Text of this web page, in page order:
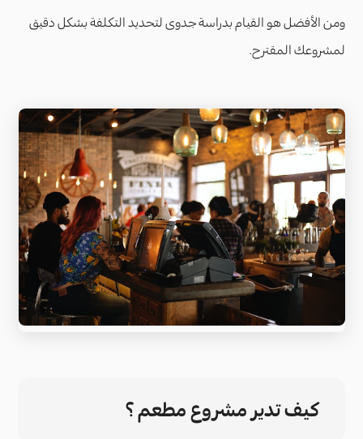
ومن الأفضل هو القيام بدراسة جدوى لتحديد التكلفة بشكل دقيق
لمشروعك المقترح.
كيف تدير مشروع مطعم ؟